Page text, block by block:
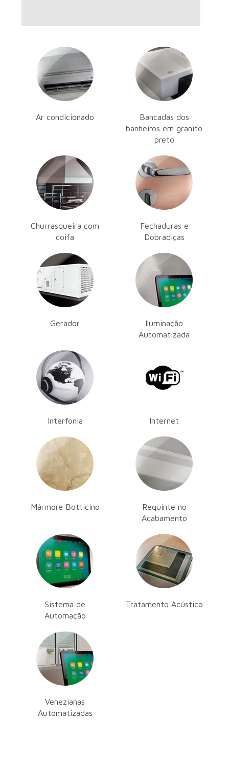
Nossos Parceiros
novidades exclusivas
Porte e Eixo
QUERO TER
Ar condicionado
Bancadas dos
banheiros em granito
preto
Churrasqueira com
coifa
Fechaduras e
Dobradiças
Gerador
Iluminação
Automatizada
Interfonia Internet
Mármore Botticino
Requinte no
Acabamento
Sistema de
Automação
Tratamento Acústico
Venezianas
Automatizadas